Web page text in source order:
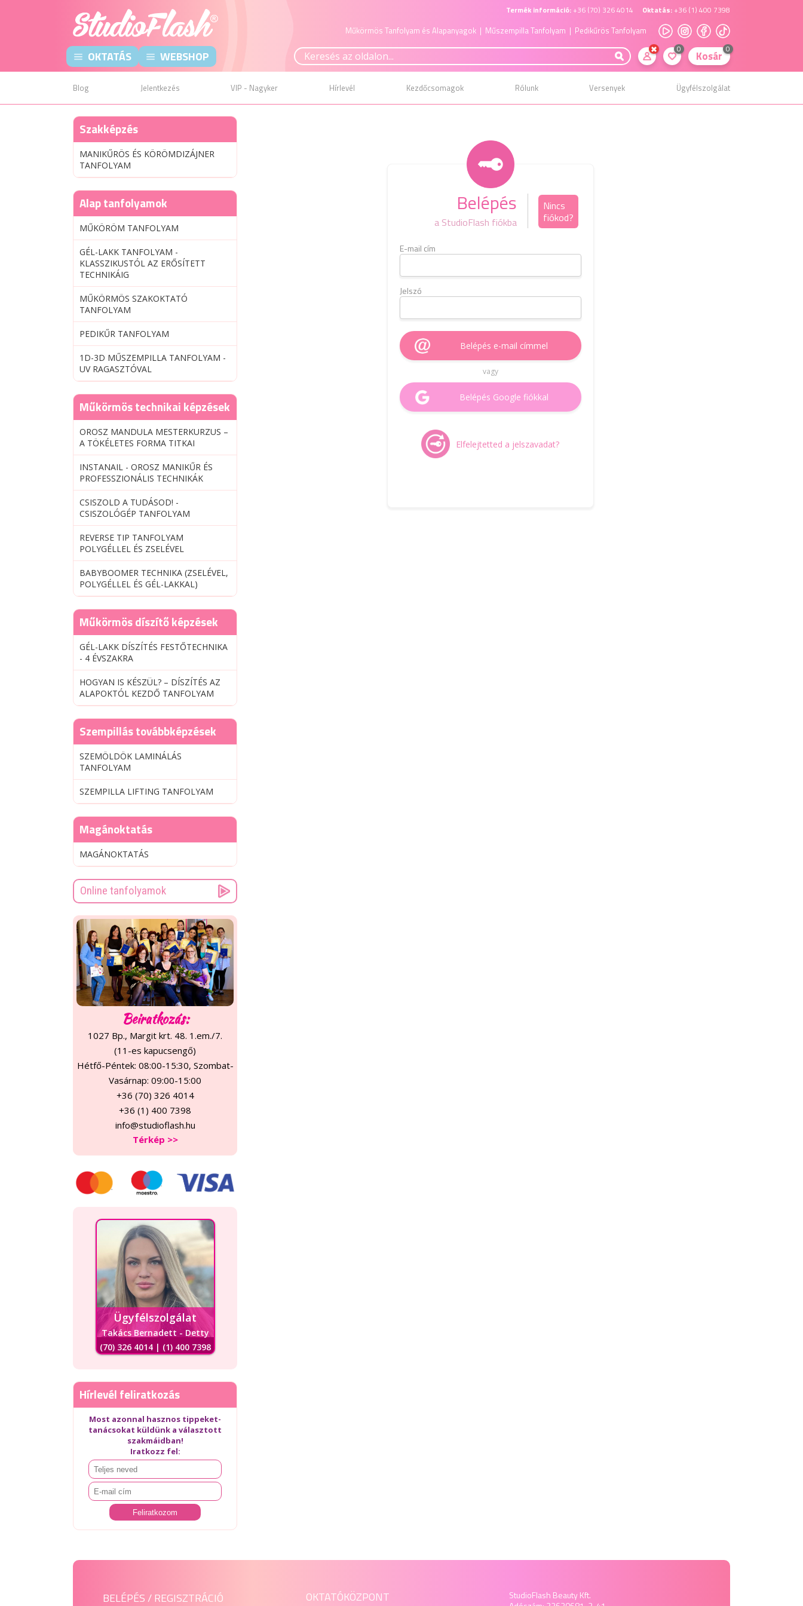
Termék információ: +36 (70) 326 4014 Oktatás: +36 (1) 400 7398
Műkörmös Tanfolyam és Alapanyagok | Műszempilla Tanfolyam | Pedikűrös Tanfolyam
OKTATÁS WEBSHOP 0 Kosár 0
Blog Jelentkezés VIP - Nagyker Hírlevél Kezdőcsomagok Rólunk Versenyek Ügyfélszolgálat
Belépés
a StudioFlash fiókba
Nincs
fiókod?
E-mail cím
Jelszó
Belépés e-mail címmel
vagy
Belépés Google fiókkal
Elfelejtetted a jelszavadat?
Szakképzés
MANIKŰRÖS ÉS KÖRÖMDIZÁJNER
TANFOLYAM
Alap tanfolyamok
MŰKÖRÖM TANFOLYAM
GÉL-LAKK TANFOLYAM -
KLASSZIKUSTÓL AZ ERŐSÍTETT
TECHNIKÁIG
MŰKÖRMÖS SZAKOKTATÓ
TANFOLYAM
PEDIKŰR TANFOLYAM
1D-3D MŰSZEMPILLA TANFOLYAM -
UV RAGASZTÓVAL
Műkörmös technikai képzések
OROSZ MANDULA MESTERKURZUS –
A TÖKÉLETES FORMA TITKAI
INSTANAIL - OROSZ MANIKŰR ÉS
PROFESSZIONÁLIS TECHNIKÁK
CSISZOLD A TUDÁSOD! -
CSISZOLÓGÉP TANFOLYAM
REVERSE TIP TANFOLYAM
POLYGÉLLEL ÉS ZSELÉVEL
BABYBOOMER TECHNIKA (ZSELÉVEL,
POLYGÉLLEL ÉS GÉL-LAKKAL)
Műkörmös díszítő képzések
GÉL-LAKK DÍSZÍTÉS FESTŐTECHNIKA
- 4 ÉVSZAKRA
HOGYAN IS KÉSZÜL? – DÍSZÍTÉS AZ
ALAPOKTÓL KEZDŐ TANFOLYAM
Szempillás továbbképzések
SZEMÖLDÖK LAMINÁLÁS
TANFOLYAM
SZEMPILLA LIFTING TANFOLYAM
Magánoktatás
MAGÁNOKTATÁS
Online tanfolyamok
Beiratkozás:
1027 Bp., Margit krt. 48. 1.em./7.
(11-es kapucsengő)
Hétfő-Péntek: 08:00-15:30, Szombat-
Vasárnap: 09:00-15:00
+36 (70) 326 4014
+36 (1) 400 7398
info@studioflash.hu
Térkép >>
Ügyfélszolgálat
Takács Bernadett - Detty
(70) 326 4014 | (1) 400 7398
Hírlevél feliratkozás
Most azonnal hasznos tippeket-
tanácsokat küldünk a választott
szakmáidban!
Iratkozz fel:
BELÉPÉS / REGISZTRÁCIÓ OKTATÓKÖZPONT
StudioFlash Beauty Kft.